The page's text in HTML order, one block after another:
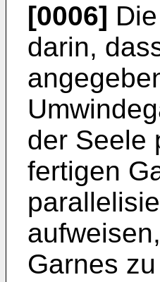
[0006]
darin,
der Seele
fertigen
Garnes